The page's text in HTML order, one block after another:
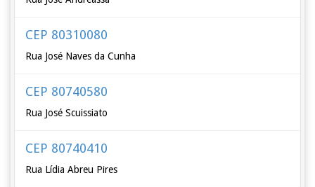
CEP 80310080
Rua José Naves da Cunha
CEP 80740580
Rua José Scuissiato
CEP 80740410
Rua Lídia Abreu Pires